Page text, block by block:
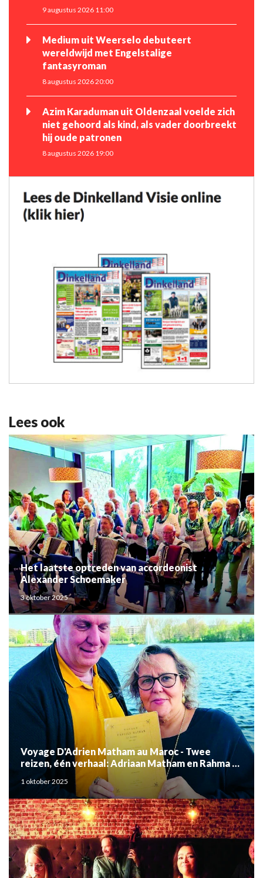
9 augustus 2026 11:00
Medium uit Weerselo debuteert
wereldwijd met Engelstalige
fantasyroman
8 augustus 2026 20:00
Azim Karaduman uit Oldenzaal voelde zich
niet gehoord als kind, als vader doorbreekt
hij oude patronen
8 augustus 2026 19:00
Lees ook
Het laatste optreden van accordeonist
Alexander Schoemaker
3 oktober 2025
Voyage D'Adrien Matham au Maroc - Twee
reizen, één verhaal: Adriaan Matham en Rahma el
Mouden
1 oktober 2025